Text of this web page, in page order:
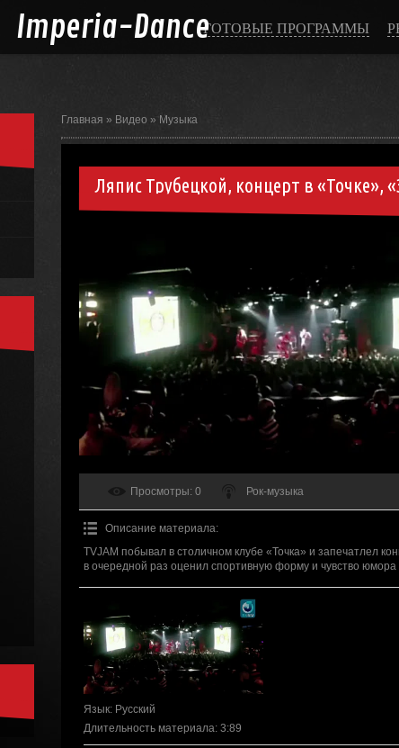
Imperia-DanceГОТОВЫЕ ПРОГРАММЫ
Главная » Видео » Музыка
Ляпис Трубецкой, концерт в «Точке»,
Просмотры: 0 Рок-музыка
Описание материала:
TVJAM побывал в столичном клубе «Точка» и запечатлел
в очередной раз оценил спортивную форму и чувство
Язык: Русский
Длительность материала: 3:89